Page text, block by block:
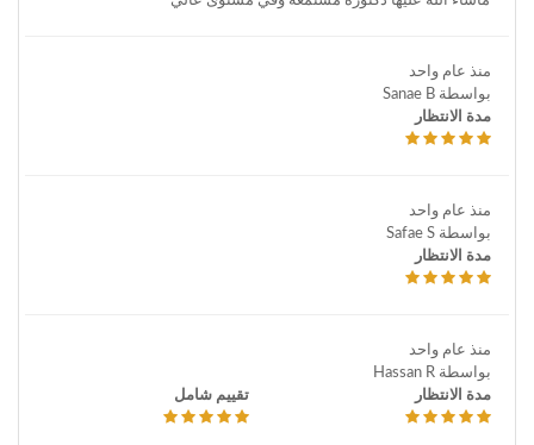
منذ عام واحد
بواسطة Sanae B
مدة الانتظار
منذ عام واحد
بواسطة Safae S
مدة الانتظار
منذ عام واحد
بواسطة Hassan R
مدة الانتظار
تقييم شامل